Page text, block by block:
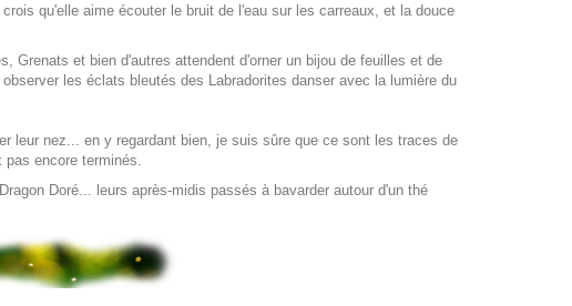
qu'elle aime écouter le bruit de l'eau sur les carreaux, et la douce
Grenats et bien d'autres attendent d'orner un bijou de feuilles et de
les éclats bleutés des Labradorites danser avec la lumière du
leur nez... en y regardant bien, je suis sûre que ce sont les traces de
encore terminés.
Doré... leurs après-midis passés à bavarder autour d'un thé